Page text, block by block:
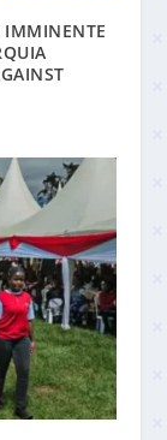
IMMINENTE